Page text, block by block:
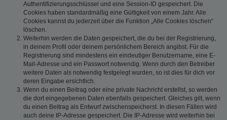
Authentifizierungsschlüssel und eine Session-ID gespeichert. Die
Cookies haben standardmäßig eine Gültigkeit von einem Jahr. Alle
Cookies kannst du jederzeit über die Funktion „Alle Cookies löschen“
löschen.
Weiterhin werden die Daten gespeichert, die du bei der Registrierung,
in deinem Profil oder deinem persönlichem Bereich angibst. Für die
Registrierung sind mindestens ein eindeutiger Benutzername, eine E-
Mail-Adresse und ein Passwort notwendig. Wenn durch den Betreiber
weitere Daten als notwendig festgelegt wurden, so ist dies für dich vor
deren Eingabe ersichtlich.
Wenn du einen Beitrag oder eine private Nachricht erstellst, so werden
die dort eingegebenen Daten ebenfalls gespeichert. Gleiches gilt, wenn
du einen Beitrag als Entwurf zwischenspeicherst. In diesen Fällen wird
auch deine IP-Adresse gespeichert. Die IP-Adresse wird weiterhin bei